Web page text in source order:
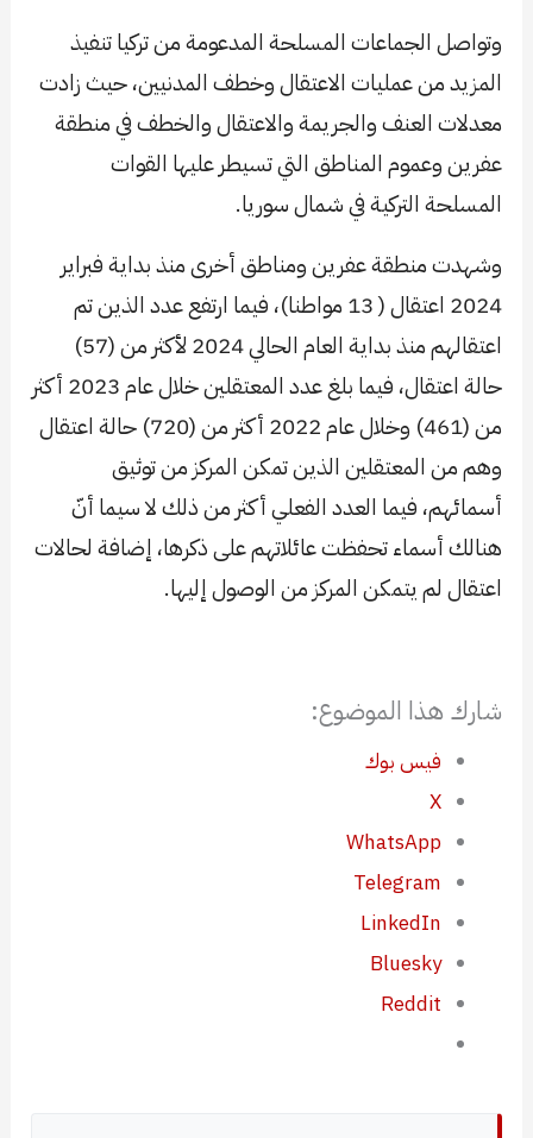
وتواصل الجماعات المسلحة المدعومة من تركيا تنفيذ
المزيد من عمليات الاعتقال وخطف المدنيين، حيث زادت
معدلات العنف والجريمة والاعتقال والخطف في منطقة
عفرين وعموم المناطق التي تسيطر عليها القوات
المسلحة التركية في شمال سوريا.
وشهدت منطقة عفرين ومناطق أخرى منذ بداية فبراير
2024 اعتقال ( 13 مواطنا)، فيما ارتفع عدد الذين تم
اعتقالهم منذ بداية العام الحالي 2024 لأكثر من (57)
حالة اعتقال، فيما بلغ عدد المعتقلين خلال عام 2023 أكثر
من (461) وخلال عام 2022 أكثر من (720) حالة اعتقال
وهم من المعتقلين الذين تمكن المركز من توثيق
أسمائهم، فيما العدد الفعلي أكثر من ذلك لا سيما أنّ
هنالك أسماء تحفظت عائلاتهم على ذكرها، إضافة لحالات
اعتقال لم يتمكن المركز من الوصول إليها.
شارك هذا الموضوع:
فيس بوك
X
WhatsApp
Telegram
LinkedIn
Bluesky
Reddit